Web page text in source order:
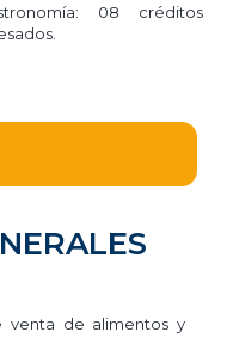
08 créditos
venta de alimentos y